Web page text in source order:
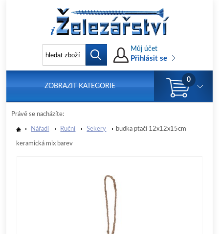
Můj účet
Přihlásit se
ZOBRAZIT KATEGORIE
0
Právě se nacházíte:
Nářadí Ruční Sekery budka ptačí 12x12x15cm
keramická mix barev